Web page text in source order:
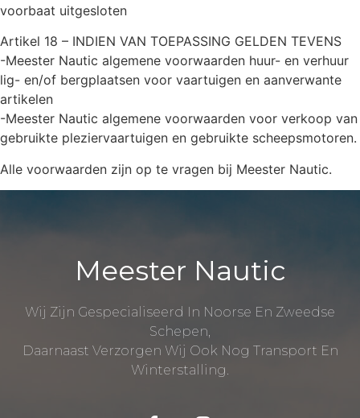
voorbaat uitgesloten
Artikel 18 – INDIEN VAN TOEPASSING GELDEN TEVENS
-Meester Nautic algemene voorwaarden huur- en verhuur
lig- en/of bergplaatsen voor vaartuigen en aanverwante
artikelen
-Meester Nautic algemene voorwaarden voor verkoop van
gebruikte pleziervaartuigen en gebruikte scheepsmotoren.
Alle voorwaarden zijn op te vragen bij Meester Nautic.
Meester Nautic
Wij Zijn Gespecialiseerd In Noorse En Zweedse
Schepen,
Daarnaast Verzorgen Wij Ook Nog Transport En
Winterstalling.